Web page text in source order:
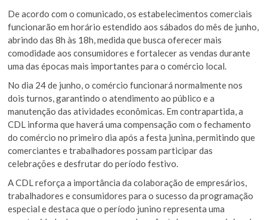
De acordo com o comunicado, os estabelecimentos comerciais
funcionarão em horário estendido aos sábados do mês de junho,
abrindo das 8h às 18h, medida que busca oferecer mais
comodidade aos consumidores e fortalecer as vendas durante
uma das épocas mais importantes para o comércio local.
No dia 24 de junho, o comércio funcionará normalmente nos
dois turnos, garantindo o atendimento ao público e a
manutenção das atividades econômicas. Em contrapartida, a
CDL informa que haverá uma compensação com o fechamento
do comércio no primeiro dia após a festa junina, permitindo que
comerciantes e trabalhadores possam participar das
celebrações e desfrutar do período festivo.
A CDL reforça a importância da colaboração de empresários,
trabalhadores e consumidores para o sucesso da programação
especial e destaca que o período junino representa uma